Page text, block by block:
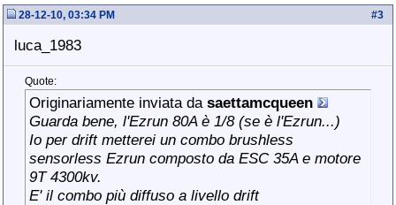
#3
28-12-10, 03:34 PM
luca_1983
Quote:
Originariamente inviata da saettamcqueen
Guarda bene, l'Ezrun 80A è 1/8 (se è l'Ezrun...)
Io per drift metterei un combo brushless
sensorless Ezrun composto da ESC 35A e motore
9T 4300kv.
E' il combo più diffuso a livello drift